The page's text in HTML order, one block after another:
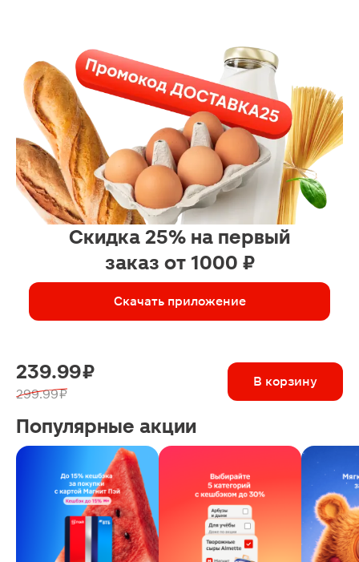
Скидка 25% на первый
заказ от 1000 ₽
Скачать приложение
239.99 ₽
299.99 ₽
В корзину
Популярные акции